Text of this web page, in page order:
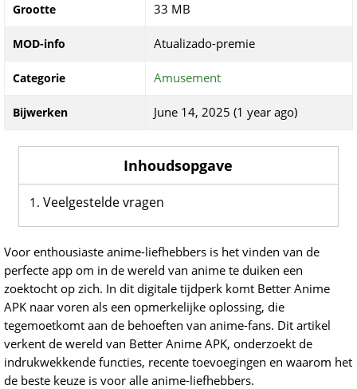
Grootte 33 MB
MOD-info Atualizado-premie
Categorie Amusement
Bijwerken June 14, 2025 (1 year ago)
Inhoudsopgave
Veelgestelde vragen
Voor enthousiaste anime-liefhebbers is het vinden van de
perfecte app om in de wereld van anime te duiken een
zoektocht op zich. In dit digitale tijdperk komt Better Anime
APK naar voren als een opmerkelijke oplossing, die
tegemoetkomt aan de behoeften van anime-fans. Dit artikel
verkent de wereld van Better Anime APK, onderzoekt de
indrukwekkende functies, recente toevoegingen en waarom het
de beste keuze is voor alle anime-liefhebbers.